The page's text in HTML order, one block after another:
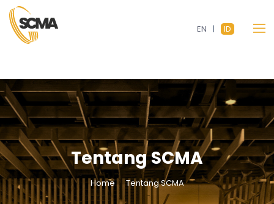
EN | ID
Tentang SCMA
Home Tentang SCMA